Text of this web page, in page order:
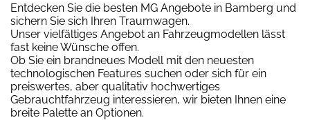
Entdecken Sie die besten MG Angebote in Bamberg und
sichern Sie sich Ihren Traumwagen.
Unser vielfältiges Angebot an Fahrzeugmodellen lässt
fast keine Wünsche offen.
Ob Sie ein brandneues Modell mit den neuesten
technologischen Features suchen oder sich für ein
preiswertes, aber qualitativ hochwertiges
Gebrauchtfahrzeug interessieren, wir bieten Ihnen eine
breite Palette an Optionen.